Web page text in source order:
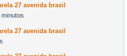
27 avenida brasil
27 avenida brasil